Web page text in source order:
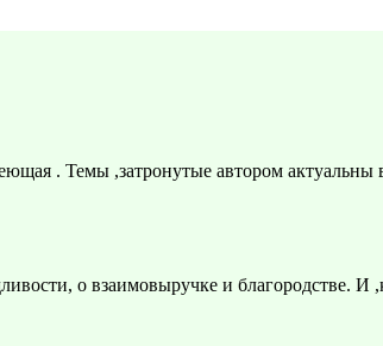
. Темы ,затронутые автором
о взаимовыручке и благородстве. И